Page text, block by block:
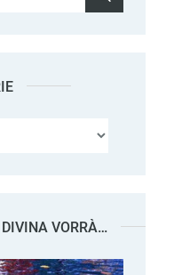
VORRÀ…